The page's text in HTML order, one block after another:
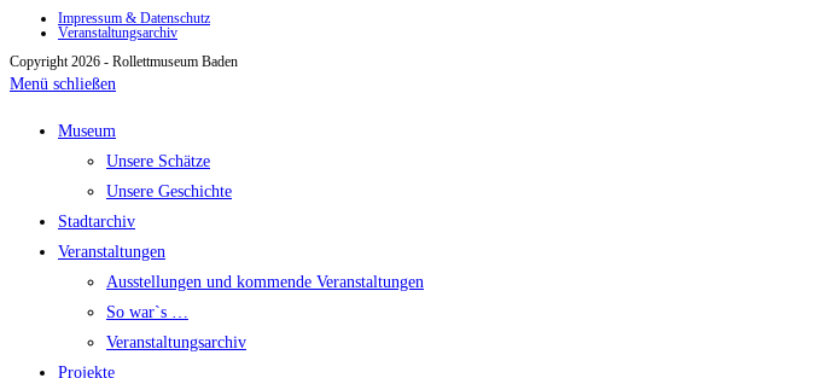
Impressum & Datenschutz
Veranstaltungsarchiv
Copyright 2026 - Rollettmuseum Baden
Menü schließen
Museum
Unsere Schätze
Unsere Geschichte
Stadtarchiv
Veranstaltungen
Ausstellungen und kommende Veranstaltungen
So war`s …
Veranstaltungsarchiv
Projekte